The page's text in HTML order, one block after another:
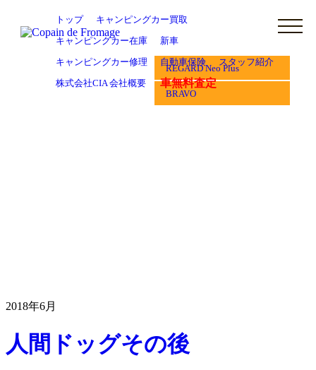
トップ
キャンピングカー買取
キャンピングカー在庫
新車
REGARD Neo Plus
BRAVO
キャンピングカー修理 自動車保険
スタッフ紹介
株式会社CIA 会社概要
車無料査定
2018年6月
人間ドッグその後